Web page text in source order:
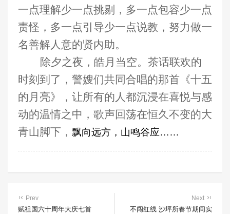
一点理解少一点挑剔，多一点包容少一点
责怪，多一点引导少一点说教，努力做一
名善解人意的贤内助。
除夕之夜，皓月当空。茶话联欢的
时刻到了，警嫂们共同合唱的那首《十五
的月亮》，让所有的人都沉浸在喜悦与感
动的温情之中，歌声回荡在恒久不变的大
青山脚下， 飘向远方，山鸣谷应……
Prev
赋祖国六十周年大庆七首
Next
不闯红线 沙坪所春节期间实